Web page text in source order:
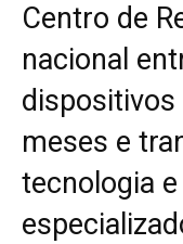
Centro de
nacional
meses e
tecnologia